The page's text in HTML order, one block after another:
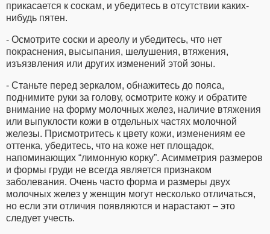
прикасается к соскам, и убедитесь в отсутствии каких-
нибудь пятен.
- Осмотрите соски и ареолу и убедитесь, что нет
покраснения, высыпания, шелушения, втяжения,
изъязвления или других изменений этой зоны.
- Станьте перед зеркалом, обнажитесь до пояса,
поднимите руки за голову, осмотрите кожу и обратите
внимание на форму молочных желез, наличие втяжения
или выпуклости кожи в отдельных частях молочной
железы. Присмотритесь к цвету кожи, изменениям ее
оттенка, убедитесь, что на коже нет площадок,
напоминающих “лимонную корку”. Асимметрия размеров
и формы груди не всегда является признаком
заболевания. Очень часто форма и размеры двух
молочных желез у женщин могут несколько отличаться,
но если эти отличия появляются и нарастают – это
следует учесть.